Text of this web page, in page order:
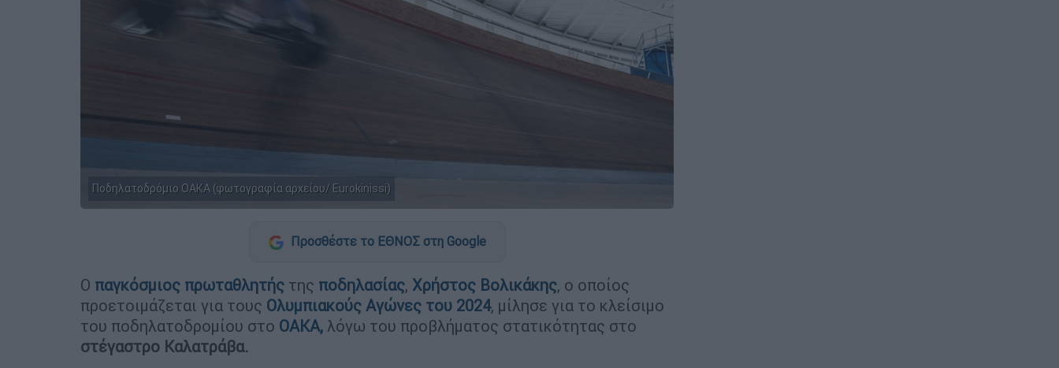
Ποδηλατοδρόμιο ΟΑΚΑ (φωτογραφία αρχείου/ Eurokinissi)
Προσθέστε το ΕΘΝΟΣ στη Google
Ο παγκόσμιος πρωταθλητής της ποδηλασίας, Χρήστος Βολικάκης, ο οποίος
προετοιμάζεται για τους Ολυμπιακούς Αγώνες του 2024, μίλησε για το κλείσιμο
του ποδηλατοδρομίου στο ΟΑΚΑ, λόγω του προβλήματος στατικότητας στο
στέγαστρο Καλατράβα.